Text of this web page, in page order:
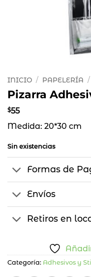
INICIO / PAPELERÍA /
Pizarra
$55
Medida: 20*30 cm
Sin existencias
Formas de
Envíos
Retiros en
Categoría: Adhesivos y